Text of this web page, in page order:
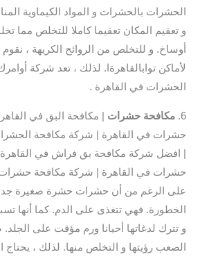
الحشرات بالحشرات و المواد الكيماوية
و تعقيم المكان تعقيما كاملا للتخلص مما
أوساخ. و للتخلص من الروائح الكريهة ، نقوم
لأماكن توابالقاهرةا. لذلك ، تعد شركة
الحشرات في القاهرة .
6. مكافحة حشرات
| مكافحة البق في
حشرات في القاهرة | شركة مكافحة
| افضل شركة مكافحة بق فراش في
حشرات في القاهرة | شركة مكافحة حشرات
على الرغم من أن حشرات حشرة صغيرة جدا ،
الخطورة. فهي تتغذى على الدم. كما أنها
و تترك لدغاتها أحيانا ورم مؤقت على
الصعب رؤيتها و التخلص منها. لذلك ، يحتاج